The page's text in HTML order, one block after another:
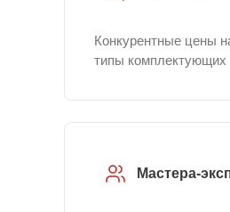
Конкурентные цены
типы комплектующих
Мастера-